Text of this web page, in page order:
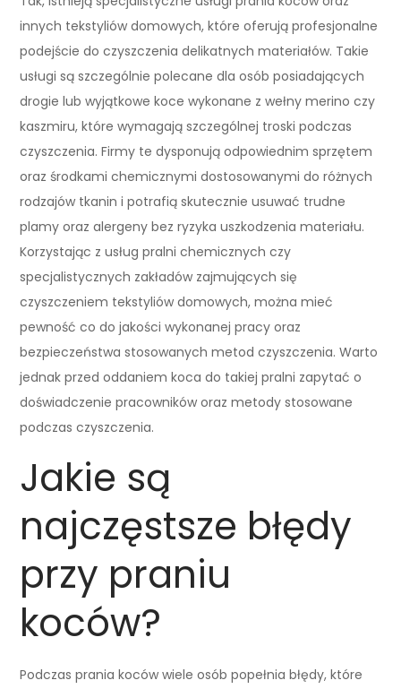
innych tekstyliów domowych, które oferują profesjonalne
podejście do czyszczenia delikatnych materiałów. Takie
usługi są szczególnie polecane dla osób posiadających
drogie lub wyjątkowe koce wykonane z wełny merino czy
kaszmiru, które wymagają szczególnej troski podczas
czyszczenia. Firmy te dysponują odpowiednim sprzętem
oraz środkami chemicznymi dostosowanymi do różnych
rodzajów tkanin i potrafią skutecznie usuwać trudne
plamy oraz alergeny bez ryzyka uszkodzenia materiału.
Korzystając z usług pralni chemicznych czy
specjalistycznych zakładów zajmujących się
czyszczeniem tekstyliów domowych, można mieć
pewność co do jakości wykonanej pracy oraz
bezpieczeństwa stosowanych metod czyszczenia. Warto
jednak przed oddaniem koca do takiej pralni zapytać o
doświadczenie pracowników oraz metody stosowane
podczas czyszczenia.
Jakie są
najczęstsze błędy
przy praniu
koców?
Podczas prania koców wiele osób popełnia błędy, które